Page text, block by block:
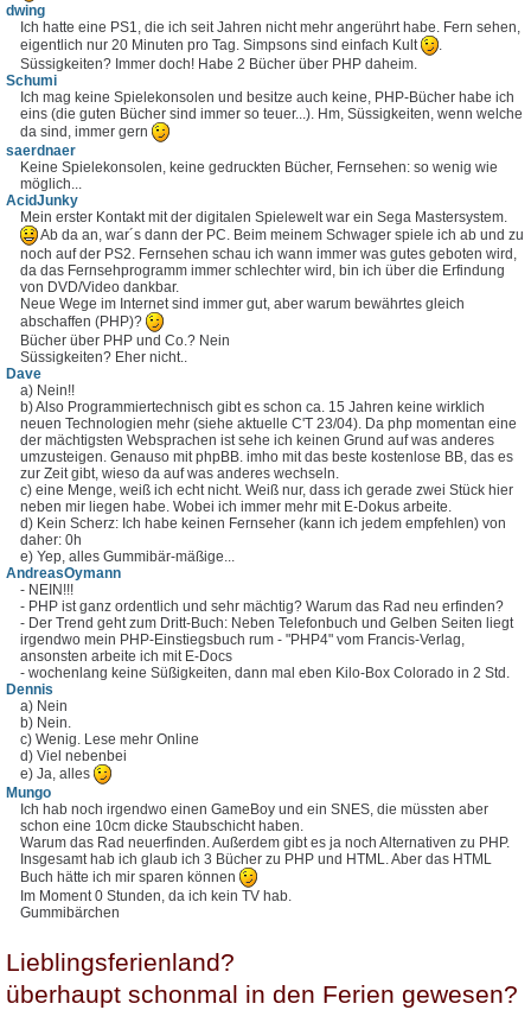
dwing
Ich hatte eine PS1, die ich seit Jahren nicht mehr angerührt habe. Fern sehen,
eigentlich nur 20 Minuten pro Tag. Simpsons sind einfach Kult
Süssigkeiten? Immer doch! Habe 2 Bücher über PHP daheim.
Schumi
Ich mag keine Spielekonsolen und besitze auch keine, PHP-Bücher habe ich
eins (die guten Bücher sind immer so teuer...). Hm, Süssigkeiten, wenn welche
da sind, immer gern
saerdnaer
Keine Spielekonsolen, keine gedruckten Bücher, Fernsehen: so wenig wie
möglich...
AcidJunky
Mein erster Kontakt mit der digitalen Spielewelt war ein Sega Mastersystem.
Ab da an, war´s dann der PC. Beim meinem Schwager spiele ich ab und zu
noch auf der PS2. Fernsehen schau ich wann immer was gutes geboten wird,
da das Fernsehprogramm immer schlechter wird, bin ich über die Erfindung
von DVD/Video dankbar.
Neue Wege im Internet sind immer gut, aber warum bewährtes gleich
abschaffen (PHP)?
Bücher über PHP und Co.? Nein
Süssigkeiten? Eher nicht..
Dave
a) Nein!!
b) Also Programmiertechnisch gibt es schon ca. 15 Jahren keine wirklich
neuen Technologien mehr (siehe aktuelle C'T 23/04). Da php momentan eine
der mächtigsten Websprachen ist sehe ich keinen Grund auf was anderes
umzusteigen. Genauso mit phpBB. imho mit das beste kostenlose BB, das es
zur Zeit gibt, wieso da auf was anderes wechseln.
c) eine Menge, weiß ich echt nicht. Weiß nur, dass ich gerade zwei Stück hier
neben mir liegen habe. Wobei ich immer mehr mit E-Dokus arbeite.
d) Kein Scherz: Ich habe keinen Fernseher (kann ich jedem empfehlen) von
daher: 0h
e) Yep, alles Gummibär-mäßige...
AndreasOymann
- NEIN!!!
- PHP ist ganz ordentlich und sehr mächtig? Warum das Rad neu erfinden?
- Der Trend geht zum Dritt-Buch: Neben Telefonbuch und Gelben Seiten liegt
irgendwo mein PHP-Einstiegsbuch rum - "PHP4" vom Francis-Verlag,
ansonsten arbeite ich mit E-Docs
- wochenlang keine Süßigkeiten, dann mal eben Kilo-Box Colorado in 2 Std.
Dennis
a) Nein
b) Nein.
c) Wenig. Lese mehr Online
d) Viel nebenbei
e) Ja, alles
Mungo
Ich hab noch irgendwo einen GameBoy und ein SNES, die müssten aber
schon eine 10cm dicke Staubschicht haben.
Warum das Rad neuerfinden. Außerdem gibt es ja noch Alternativen zu PHP.
Insgesamt hab ich glaub ich 3 Bücher zu PHP und HTML. Aber das HTML
Buch hätte ich mir sparen können
Im Moment 0 Stunden, da ich kein TV hab.
Gummibärchen
Lieblingsferienland?
überhaupt schonmal in den Ferien gewesen?